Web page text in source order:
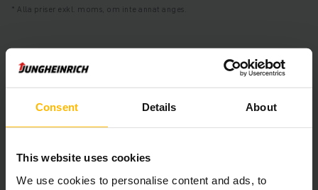
Consent Details About
This website uses cookies
We use cookies to personalise content and ads, to
Alla priser exkl. moms, om inte annat anges.
Produktinformation
Följande avsnitt ger en omfattande sammanfattning av
fordonets tekniska specifikationer och utrustning.
Teknisk Information